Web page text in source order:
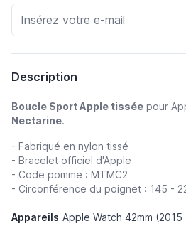
Description
Boucle Sport Apple tissée pour
Nectarine.
- Fabriqué en nylon tissé
- Bracelet officiel d'Apple
- Code pomme : MTMC2
- Circonférence du poignet : 145 -
Appareils Apple Watch 42mm